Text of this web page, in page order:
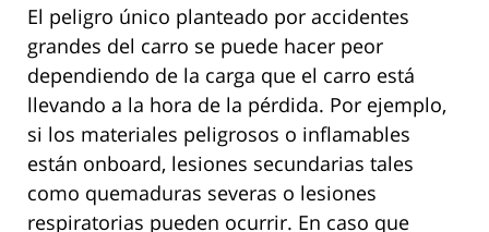
El peligro único planteado por accidentes
grandes del carro se puede hacer peor
dependiendo de la carga que el carro está
llevando a la hora de la pérdida. Por ejemplo,
si los materiales peligrosos o inflamables
están onboard, lesiones secundarias tales
como quemaduras severas o lesiones
respiratorias pueden ocurrir. En caso que